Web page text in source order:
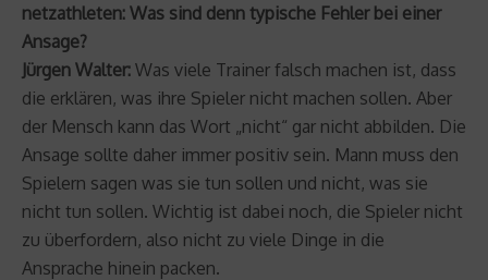
netzathleten: Was sind denn typische Fehler bei einer
Ansage?
Jürgen Walter: Was viele Trainer falsch machen ist, dass
die erklären, was ihre Spieler nicht machen sollen. Aber
der Mensch kann das Wort „nicht“ gar nicht abbilden. Die
Ansage sollte daher immer positiv sein. Mann muss den
Spielern sagen was sie tun sollen und nicht, was sie
nicht tun sollen. Wichtig ist dabei noch, die Spieler nicht
zu überfordern, also nicht zu viele Dinge in die
Ansprache hinein packen.